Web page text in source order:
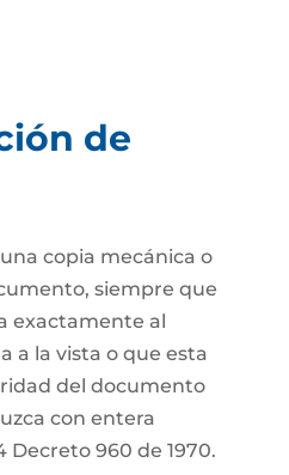
de
copia mecánica o
siempre que
exactamente al
a la vista o que esta
del documento
con entera
960 de 1970.